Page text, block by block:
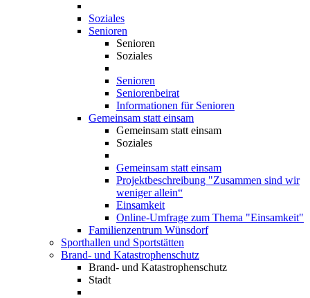
Soziales
Senioren
Senioren
Soziales
Senioren
Seniorenbeirat
Informationen für Senioren
Gemeinsam statt einsam
Gemeinsam statt einsam
Soziales
Gemeinsam statt einsam
Projektbeschreibung "Zusammen sind wir
weniger allein“
Einsamkeit
Online-Umfrage zum Thema "Einsamkeit"
Familienzentrum Wünsdorf
Sporthallen und Sportstätten
Brand- und Katastrophenschutz
Brand- und Katastrophenschutz
Stadt